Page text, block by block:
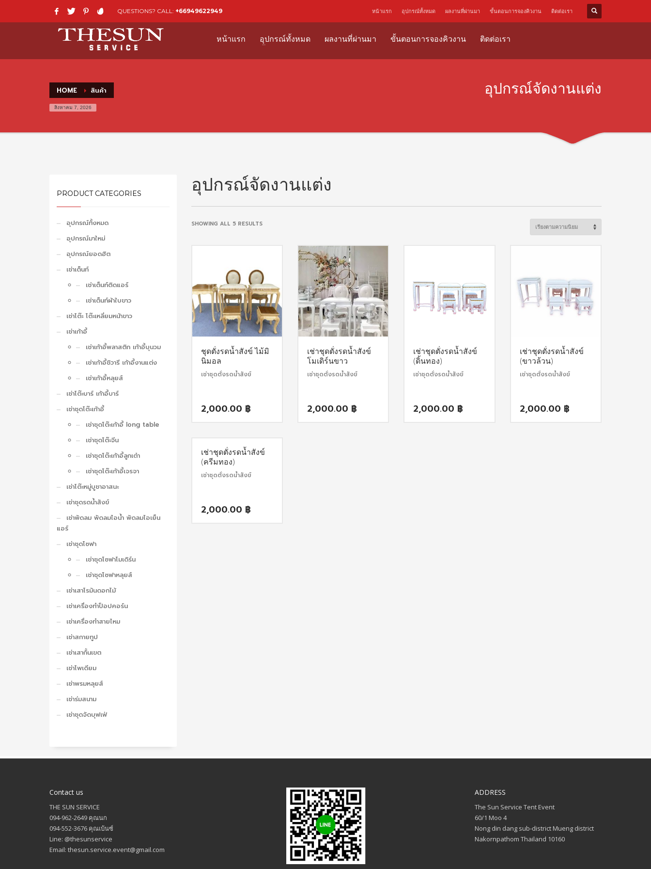
QUESTIONS? CALL: +66949622949 หน้าแรก อุปกรณ์ทั้งหมด ผลงานที่ผ่านมา ขั้นตอนการจองคิวงาน ติดต่อเรา
หน้าแรก อุปกรณ์ทั้งหมด ผลงานที่ผ่านมา ขั้นตอนการจองคิวงาน ติดต่อเรา
HOME สินค้า
สิงหาคม 7, 2026
อุปกรณ์จัดงานแต่ง
อุปกรณ์จัดงานแต่ง
SHOWING ALL 5 RESULTSSORTED
POPULARITY
ชุดตั่งรดน้ำสังข์ ไม้มิ
นิมอล
เช่าชุดตั่งรดน้ำสังข์
2,000.00 ฿
เช่าชุดตั่งรดน้ำสังข์
โมเดิร์นขาว
เช่าชุดตั่งรดน้ำสังข์
2,000.00 ฿
เช่าชุดตั่งรดน้ำสังข์
(ดิ้นทอง)
เช่าชุดตั่งรดน้ำสังข์
2,000.00 ฿
เช่าชุดตั่งรดน้ำสังข์
(ขาวล้วน)
เช่าชุดตั่งรดน้ำสังข์
2,000.00 ฿
เช่าชุดตั่งรดน้ำสังข์
(ครีมทอง)
เช่าชุดตั่งรดน้ำสังข์
2,000.00 ฿
PRODUCT CATEGORIES
อุปกรณ์ทั้งหมด
อุปกรณ์มาใหม่
อุปกรณ์ยอดฮิต
เช่าเต็นท์
เช่าเต็นท์ติดแอร์
เช่าเต็นท์ผ้าใบขาว
เช่าโต๊ะ โต๊ะเหลี่ยมหน้าขาว
เช่าเก้าอี้
เช่าเก้าอี้พลาสติก เก้าอี้บุนวม
เช่าเก้าอี้ชิวารี เก้าอี้งานแต่ง
เช่าเก้าอี้หลุยส์
เช่าโต๊ะบาร์ เก้าอี้บาร์
เช่าชุดโต๊ะเก้าอี้
เช่าชุดโต๊ะเก้าอี้ long table
เช่าชุดโต๊ะจีน
เช่าชุดโต๊ะเก้าอี้ลูกเต๋า
เช่าชุดโต๊ะเก้าอี้เจรจา
เช่าโต๊ะหมู่บูชาอาสนะ
เช่าชุดรดน้ำสังข์
เช่าพัดลม พัดลมไอน้ำ พัดลมไอเย็น
แอร์
เช่าชุดโซฟา
เช่าชุดโซฟาโมเดิร์น
เช่าชุดโซฟาหลุยส์
เช่าเสาโรมันดอกไม้
เช่าเครื่องทำป็อปคอร์น
เช่าเครื่องทำสายไหม
เช่าสกายทูป
เช่าเสากั้นเขต
เช่าโพเดียม
เช่าพรมหลุยส์
เช่าร่มสนาม
เช่าชุดจัดบุฟเฟ่
Contact us
THE SUN SERVICE
094-962-2649 คุณนก
094-552-3676 คุณเบ้นซ์
Line: @thesunservice
Email: thesun.service.event@gmail.com
ADDRESS
The Sun Service Tent Event
60/1 Moo 4
Nong din dang sub-district Mueng district
Nakornpathom Thailand 10160